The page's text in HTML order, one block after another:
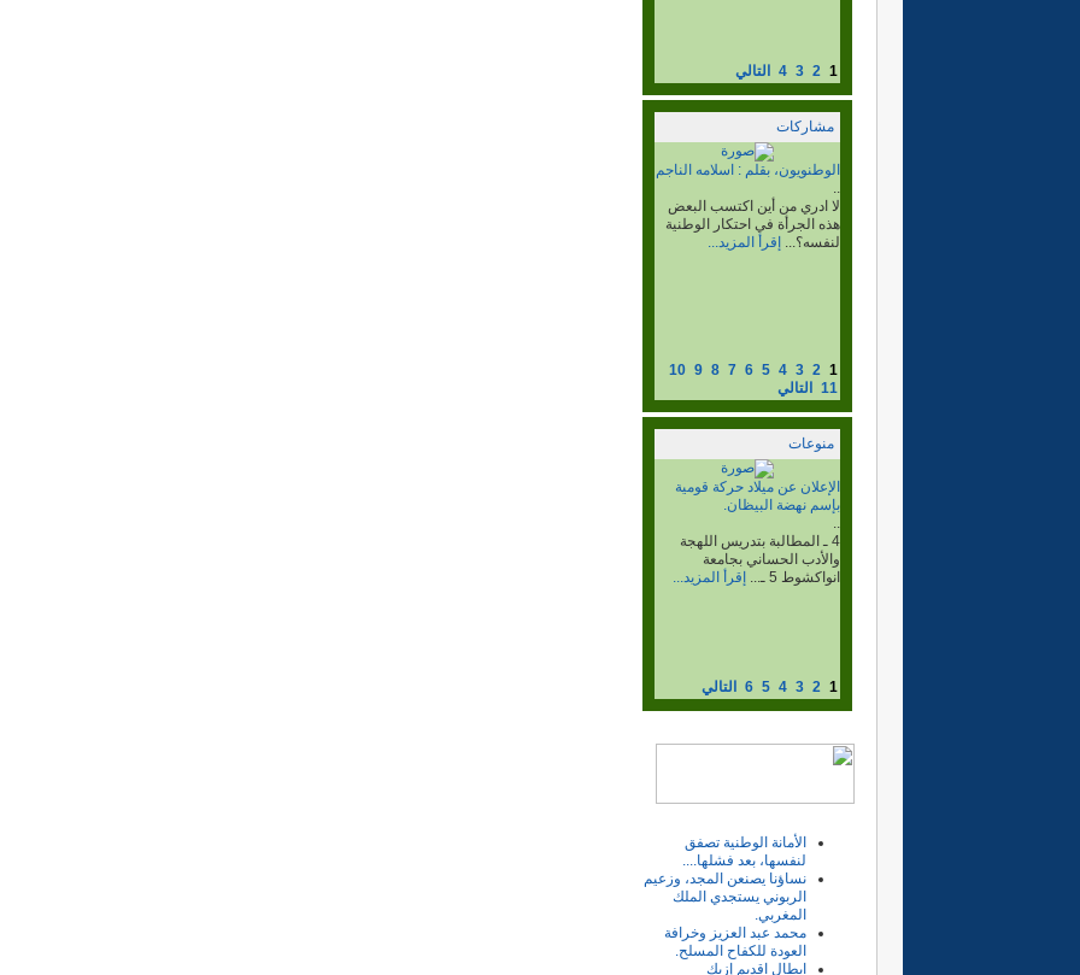
1
2
3
4 التالي
مشاركات
القافزون، بقلم:محمود خطري
حمدي.
..
1
2
3
4
5
6
7
8
9
10
11
التالي
منوعات
الذكرى المئوية لمعركة لبيرات،
واكليب اخشاش.
..
وغنم أسلحتهم وذخيرتهم وأكثر
من 500جمل وراحلة، وقتل قائد
المركز...إقرأ المزيد...
1
2
3
4
5
6 التالي
الأمانة الوطنية تصفق
لنفسها، بعد فشلها....
نساؤنا يصنعن المجد، وزعيم
الربوني يستجدي الملك
المغربي.
محمد عبد العزيز وخرافة
العودة للكفاح المسلح.
ابطال اقديم إزيك